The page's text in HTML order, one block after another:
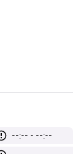
--:-- - --:--